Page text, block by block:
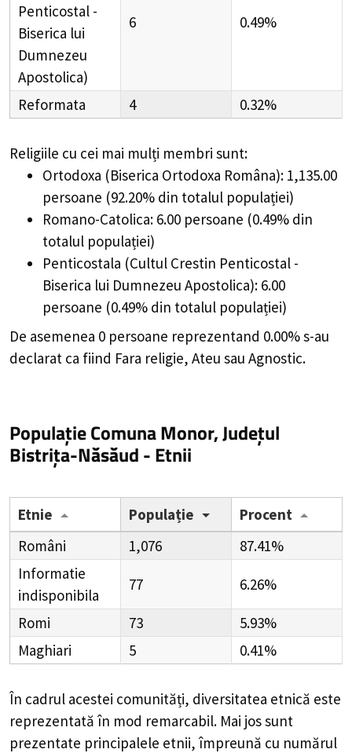
Penticostal -
Biserica lui
Dumnezeu
Apostolica)
6 0.49%
Reformata 4 0.32%
Religiile cu cei mai mulți membri sunt:
Ortodoxa (Biserica Ortodoxa Româna): 1,135.00
persoane (92.20% din totalul populației)
Romano-Catolica: 6.00 persoane (0.49% din
totalul populației)
Penticostala (Cultul Crestin Penticostal -
Biserica lui Dumnezeu Apostolica): 6.00
persoane (0.49% din totalul populației)
De asemenea 0 persoane reprezentand 0.00% s-au
declarat ca fiind Fara religie, Ateu sau Agnostic.
Populație Comuna Monor, Județul
Bistrița-Năsăud - Etnii
Etnie Populație
Procent
Români
1,076
87.41%
Informatie
indisponibila
77 6.26%
Romi 73
5.93%
Maghiari
5 0.41%
În cadrul acestei comunități, diversitatea etnică este
reprezentată în mod remarcabil. Mai jos sunt
prezentate principalele etnii, împreună cu numărul